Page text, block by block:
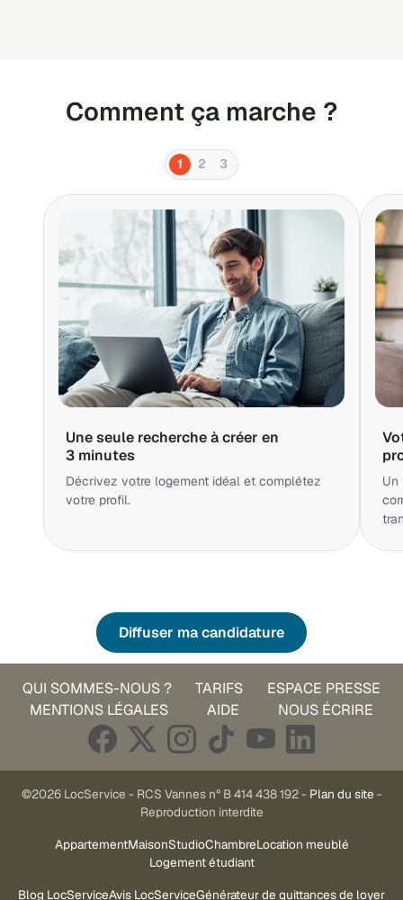
Comment ça marche ?
1 2 3
Une seule recherche à créer en
3 minutes
Décrivez votre logement idéal et complétez
votre profil.
Un
Diffuser ma candidature
QUI SOMMES-NOUS ? TARIFS
ESPACE PRESSE
MENTIONS LÉGALES
AIDE NOUS ÉCRIRE
©2026 LocService - RCS Vannes n° B 414 438 192 - Plan du site -
Reproduction interdite
AppartementMaisonStudioChambreLocation meublé
Logement étudiant
Blog LocServiceAvis LocServiceGénérateur de quittances de loyer